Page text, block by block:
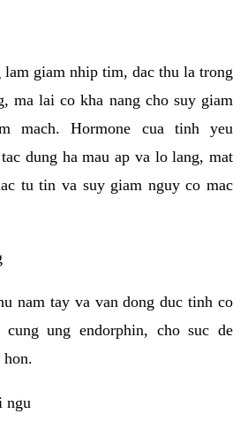
giam nhip tim, dac thu la trong
ma lai co kha nang cho suy giam
mach. Hormone cua tinh yeu
dung ha mau ap va lo lang, mat
tu tin va suy giam nguy co mac
nam tay va van dong duc tinh co
ung endorphin, cho suc de
ngu